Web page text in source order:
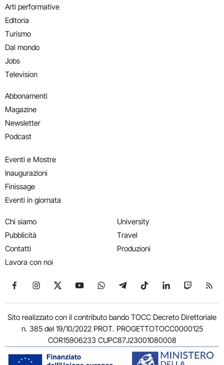
Arti performative
Editoria
Turismo
Dal mondo
Jobs
Television
Abbonamenti
Magazine
Newsletter
Podcast
Eventi e Mostre
Inaugurazioni
Finissage
Eventi in giornata
Chi siamo
Pubblicità
Contatti
Lavora con noi
University
Travel
Produzioni
Seguici su Facebook
Seguici su Instagram
Seguici su X
Seguici su YouTube
Seguici su WhatsApp
Seguici su Telegram
Seguici su TikTok
Seguici su
Seguici
Sito realizzato con il contributo bando TOCC Decreto Direttoriale
n. 385 del 19/10/2022 PROT. PROGETTOTOCC0000125
COR15906233 CUPC87J23001080008